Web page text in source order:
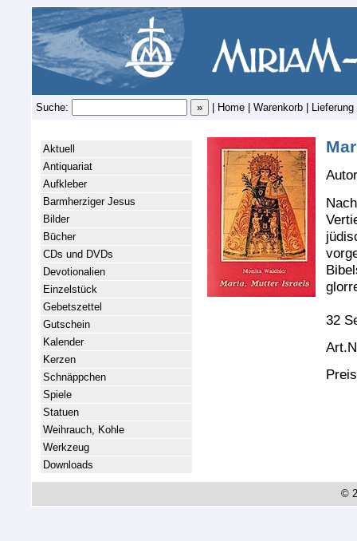
Suche: Home Warenkorb Lieferung
Aktuell
Antiquariat
Aufkleber
Barmherziger Jesus
Bilder
Bücher
CDs und DVDs
Devotionalien
Einzelstück
Gebetszettel
Gutschein
Kalender
Kerzen
Schnäppchen
Spiele
Statuen
Weihrauch, Kohle
Werkzeug
Downloads
32
©